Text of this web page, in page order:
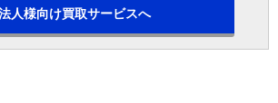
人様向け買取サービスへ